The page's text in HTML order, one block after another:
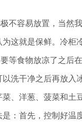
容易放置，当然
就是保鲜。冷柜
食物放凉了之后
干净之后再放入
洋葱、菠菜和土
首先，控制好温